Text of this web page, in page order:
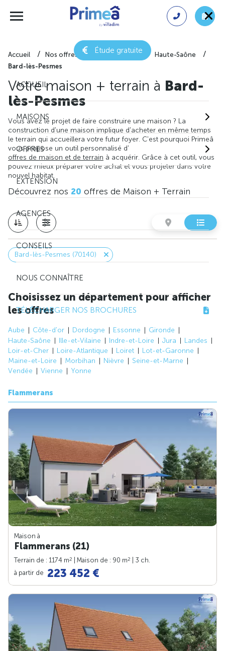
Étude gratuite
ACCUEIL
MAISONS
OFFRES
EXTENSION
AGENCES
CONSEILS
NOUS CONNAÎTRE
TÉLÉCHARGER NOS BROCHURES
Accueil Nos offres de maison + terrain
Haute-Saône
Bard-lès-Pesmes
Votre maison + terrain à Bard-
lès-Pesmes
Vous avez le projet de faire construire une maison ? La
construction d'une maison implique d'acheter en même temps
le terrain qui accueillera votre futur foyer. C'est pourquoi Primeâ
vous propose un outil personnalisé d'
offres de maison et de terrain à acquérir. Grâce à cet outil, vous
pouvez mieux préparer votre achat et vous projeter dans votre
nouvel habitat.
Découvrez nos 20 offres de Maison + Terrain
Bard-lès-Pesmes (70140)
Choisissez un département pour afficher
les offres
Aube Côte-d'or Dordogne Essonne
Gironde
Haute-Saône
Ille-et-Vilaine Indre-et-Loire Jura
Landes
Loir-et-Cher
Loire-Atlantique Loiret
Lot-et-Garonne
Maine-et-Loire
Morbihan Nièvre
Seine-et-Marne
Vendée
Vienne Yonne
Flammerans
Maison à
Flammerans (21)
Terrain de : 1174 m2 | Maison de : 90 m2
| 3 ch.
à partir de 223 452 €